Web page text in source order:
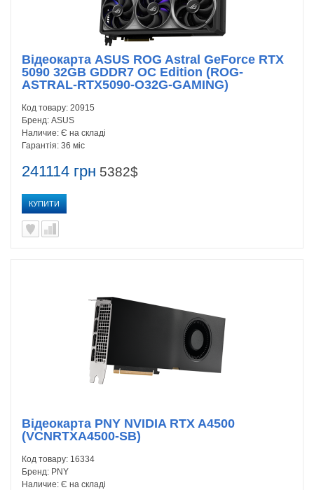
241114 грн 5382$
КУПИТИ
Відеокарта ASUS ROG Astral GeForce RTX
5090 32GB GDDR7 OC Edition (ROG-
ASTRAL-RTX5090-O32G-GAMING)
Код товару: 20915
Бренд: ASUS
Наличие: Є на складі
Гарантія: 36 міс
Відеокарта PNY NVIDIA RTX A4500
(VCNRTXA4500-SB)
Код товару: 16334
Бренд: PNY
Наличие: Є на складі